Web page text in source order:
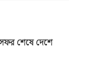
সফর শেষে দেশে